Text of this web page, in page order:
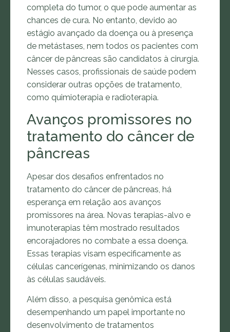
completa do tumor, o que pode aumentar as
chances de cura. No entanto, devido ao
estágio avançado da doença ou à presença
de metástases, nem todos os pacientes com
câncer de pâncreas são candidatos à cirurgia.
Nesses casos, profissionais de saúde podem
considerar outras opções de tratamento,
como quimioterapia e radioterapia.
Avanços promissores no
tratamento do câncer de
pâncreas
Apesar dos desafios enfrentados no
tratamento do câncer de pâncreas, há
esperança em relação aos avanços
promissores na área. Novas terapias-alvo e
imunoterapias têm mostrado resultados
encorajadores no combate a essa doença.
Essas terapias visam especificamente as
células cancerígenas, minimizando os danos
às células saudáveis.
Além disso, a pesquisa genômica está
desempenhando um papel importante no
desenvolvimento de tratamentos